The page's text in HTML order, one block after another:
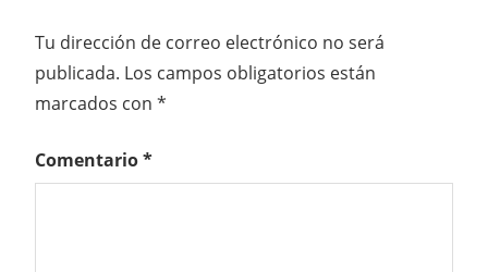
Tu dirección de correo electrónico no será
publicada. Los campos obligatorios están
marcados con *
Comentario*